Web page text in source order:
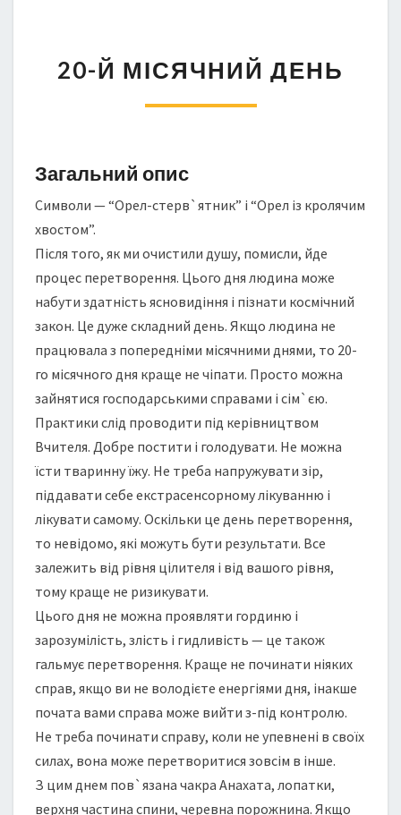
0
Й
Ч
Й
Д
Е
Н
Ь
20-Й МІСЯЧНИЙ ДЕНЬ
Загальний опис
Символи — “Орел-стерв`ятник” і “Орел із кролячим
хвостом”.
Після того, як ми очистили душу, помисли, йде
процес перетворення. Цього дня людина може
набути здатність ясновидіння і пізнати космічний
закон. Це дуже складний день. Якщо людина не
працювала з попередніми місячними днями, то 20-
го місячного дня краще не чіпати. Просто можна
зайнятися господарськими справами і сім`єю.
Практики слід проводити під керівництвом
Вчителя. Добре постити і голодувати. Не можна
їсти тваринну їжу. Не треба напружувати зір,
піддавати себе екстрасенсорному лікуванню і
лікувати самому. Оскільки це день перетворення,
то невідомо, які можуть бути результати. Все
залежить від рівня цілителя і від вашого рівня,
тому краще не ризикувати.
Цього дня не можна проявляти гординю і
зарозумілість, злість і гидливість — це також
гальмує перетворення. Краще не починати ніяких
справ, якщо ви не володієте енергіями дня, інакше
почата вами справа може вийти з-під контролю.
Не треба починати справу, коли не упевнені в своїх
силах, вона може перетворитися зовсім в інше.
З цим днем пов`язана чакра Анахата, лопатки,
верхня частина спини, черевна порожнина. Якщо